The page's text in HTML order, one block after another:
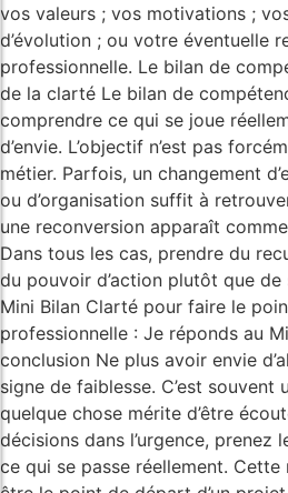
vos valeurs ; vos motivations ;
d’évolution ; ou votre éventuelle
professionnelle. Le bilan de
de la clarté Le bilan de
comprendre ce qui se joue
d’envie. L’objectif n’est pas
métier. Parfois, un changement
ou d’organisation suffit à
une reconversion apparaît
Dans tous les cas, prendre du
du pouvoir d’action plutôt que
Mini Bilan Clarté pour faire le
professionnelle : Je réponds au
conclusion Ne plus avoir envie
signe de faiblesse. C’est souvent
quelque chose mérite d’être
décisions dans l’urgence, prenez
ce qui se passe réellement.